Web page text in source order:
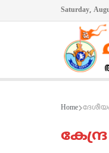
Saturday,
Home